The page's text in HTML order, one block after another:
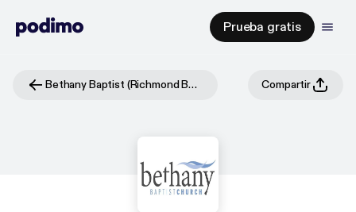
Prueba gratis
Bethany Baptist (Richmond BC) Recent Sermons Compartir